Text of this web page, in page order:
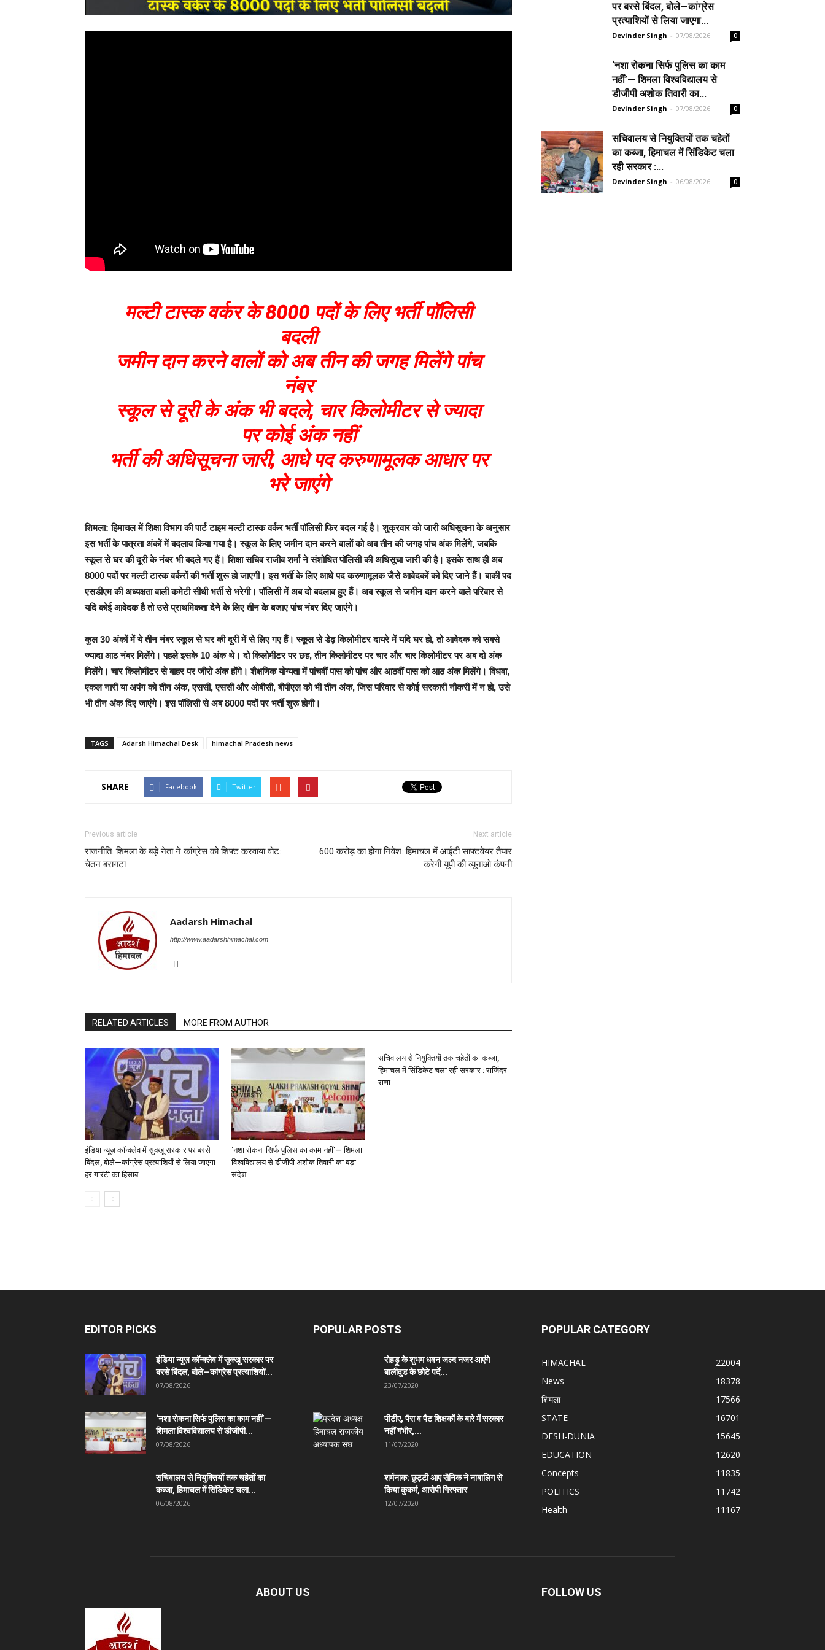
मल्टी टास्क वर्कर के 8000 पदों के लिए भर्ती पॉलिसी
बदली
जमीन दान करने वालों को अब तीन की जगह मिलेंगे पांच
नंबर
स्कूल से दूरी के अंक भी बदले, चार किलोमीटर से ज्यादा
पर कोई अंक नहीं
भर्ती की अधिसूचना जारी, आधे पद करुणामूलक आधार पर
भरे जाएंगे
शिमला: हिमाचल में शिक्षा विभाग की पार्ट टाइम मल्टी टास्क वर्कर भर्ती पॉलिसी फिर बदल गई है। शुक्रवार को जारी अधिसूचना के अनुसार
इस भर्ती के पात्रता अंकों में बदलाव किया गया है। स्कूल के लिए जमीन दान करने वालों को अब तीन की जगह पांच अंक मिलेंगे, जबकि
स्कूल से घर की दूरी के नंबर भी बदले गए हैं। शिक्षा सचिव राजीव शर्मा ने संशोधित पॉलिसी की अधिसूचा जारी की है। इसके साथ ही अब
8000 पदों पर मल्टी टास्क वर्करों की भर्ती शुरू हो जाएगी। इस भर्ती के लिए आधे पद करुणामूलक जैसे आवेदकों को दिए जाने हैं। बाकी पद
एसडीएम की अध्यक्षता वाली कमेटी सीधी भर्ती से भरेगी। पॉलिसी में अब दो बदलाव हुए हैं। अब स्कूल से जमीन दान करने वाले परिवार से
यदि कोई आवेदक है तो उसे प्राथमिकता देने के लिए तीन के बजाए पांच नंबर दिए जाएंगे।
कुल 30 अंकों में ये तीन नंबर स्कूल से घर की दूरी में से लिए गए हैं। स्कूल से डेढ़ किलोमीटर दायरे में यदि घर हो, तो आवेदक को सबसे
ज्यादा आठ नंबर मिलेंगे। पहले इसके 10 अंक थे। दो किलोमीटर पर छह, तीन किलोमीटर पर चार और चार किलोमीटर पर अब दो अंक
मिलेंगे। चार किलोमीटर से बाहर पर जीरो अंक होंगे। शैक्षणिक योग्यता में पांचवीं पास को पांच और आठवीं पास को आठ अंक मिलेंगे। विधवा,
एकल नारी या अपंग को तीन अंक, एससी, एससी और ओबीसी, बीपीएल को भी तीन अंक, जिस परिवार से कोई सरकारी नौकरी में न हो, उसे
भी तीन अंक दिए जाएंगे। इस पॉलिसी से अब 8000 पदों पर भर्ती शुरू होगी।
TAGS Adarsh Himachal Desk himachal Pradesh news
SHARE Facebook Twitter
Previous article
राजनीति: शिमला के बड़े नेता ने कांग्रेस को शिफ्ट करवाया वोट:
चेतन बरागटा
Next article
600 करोड़ का होगा निवेश: हिमाचल में आईटी साफ्टवेयर तैयार
करेगी यूपी की व्यूनाओ कंपनी
Aadarsh Himachal
http://www.aadarshhimachal.com
RELATED ARTICLES MORE FROM AUTHOR
इंडिया न्यूज़ कॉन्क्लेव में सुक्खू सरकार पर बरसे
बिंदल, बोले—कांग्रेस प्रत्याशियों से लिया जाएगा
हर गारंटी का हिसाब
‘नशा रोकना सिर्फ पुलिस का काम नहीं’— शिमला
विश्वविद्यालय से डीजीपी अशोक तिवारी का बड़ा
संदेश
सचिवालय से नियुक्तियों तक चहेतों का कब्जा,
हिमाचल में सिंडिकेट चला रही सरकार : राजिंदर
राणा
पर बरसे बिंदल, बोले—कांग्रेस
प्रत्याशियों से लिया जाएगा...
Devinder Singh - 07/08/2026 0
‘नशा रोकना सिर्फ पुलिस का काम
नहीं’— शिमला विश्वविद्यालय से
डीजीपी अशोक तिवारी का...
Devinder Singh - 07/08/2026 0
सचिवालय से नियुक्तियों तक चहेतों
का कब्जा, हिमाचल में सिंडिकेट चला
रही सरकार :...
Devinder Singh - 06/08/2026 0
EDITOR PICKS
इंडिया न्यूज़ कॉन्क्लेव में सुक्खू सरकार पर
बरसे बिंदल, बोले—कांग्रेस प्रत्याशियों...
07/08/2026
‘नशा रोकना सिर्फ पुलिस का काम नहीं’—
शिमला विश्वविद्यालय से डीजीपी...
07/08/2026
सचिवालय से नियुक्तियों तक चहेतों का
कब्जा, हिमाचल में सिंडिकेट चला...
06/08/2026
POPULAR POSTS
रोहड़ू के शुभम धवन जल्द नजर आएंगे
बालीवुड के छोटे पर्दे...
23/07/2020
पीटीए, पैरा व पैट शिक्षकों के बारे में सरकार
नहीं गंभीर,...
11/07/2020
शर्मनाक: छुट्टी आए सैनिक ने नाबालिग से
किया कुकर्म, आरोपी गिरफ्तार
12/07/2020
POPULAR CATEGORY
HIMACHAL
22004
News
18378
शिमला
17566
STATE
16701
DESH-DUNIA
15645
EDUCATION
12620
Concepts
11835
POLITICS
11742
Health
11167
ABOUT US FOLLOW US